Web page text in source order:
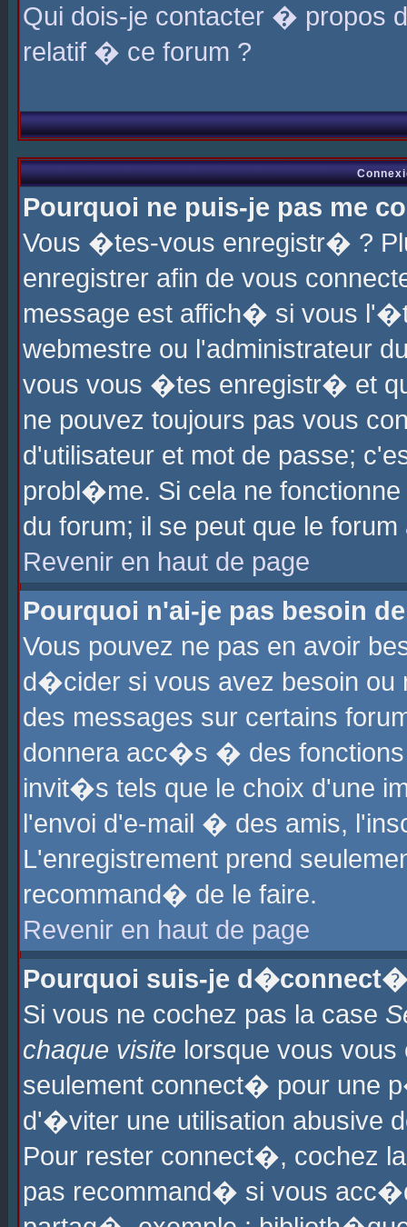
Qui dois-je contacter � propos
relatif � ce forum ?
Pourquoi ne puis-je pas me
Vous �tes-vous enregistr� ?
enregistrer afin de vous
message est affich� si vous
webmestre ou l'administrateur
vous vous �tes enregistr� et
ne pouvez toujours pas vous
d'utilisateur et mot de passe;
probl�me. Si cela ne
du forum; il se peut que le
Revenir en haut de page
Pourquoi n'ai-je pas besoin
Vous pouvez ne pas en avoir
d�cider si vous avez besoin ou
des messages sur certains
donnera acc�s � des fonctions
invit�s tels que le choix d'une
l'envoi d'e-mail � des amis,
L'enregistrement prend
recommand� de le faire.
Revenir en haut de page
Pourquoi suis-je
Si vous ne cochez pas la case
chaque visite lorsque vous
seulement connect� pour une
d'�viter une utilisation abusive
Pour rester connect�, cochez
pas recommand� si vous